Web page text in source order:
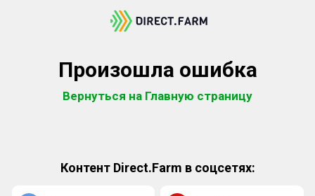
Произошла ошибка
Вернуться на Главную страницу
Контент Direct.Farm в соцсетях: